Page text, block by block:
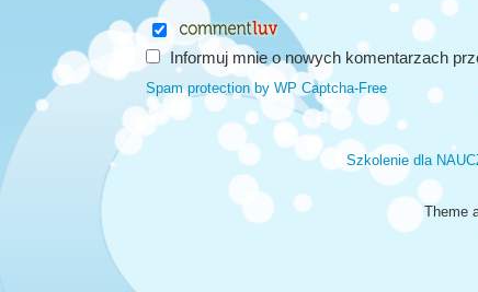
Informuj mnie o nowych komentarzach
Spam protection by WP Captcha-Free
Szkolenie dla
Theme